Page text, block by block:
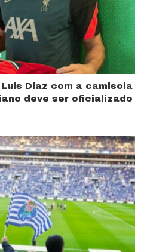
Diaz com a camisola
deve ser oficializado